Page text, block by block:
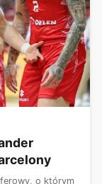
o którym